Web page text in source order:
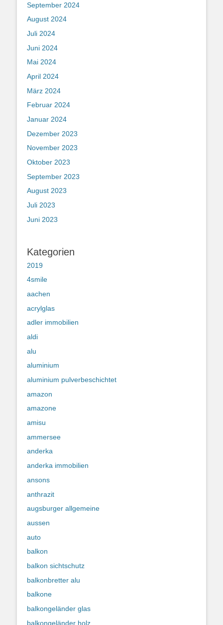
September 2024
August 2024
Juli 2024
Juni 2024
Mai 2024
April 2024
März 2024
Februar 2024
Januar 2024
Dezember 2023
November 2023
Oktober 2023
September 2023
August 2023
Juli 2023
Juni 2023
Kategorien
2019
4smile
aachen
acrylglas
adler immobilien
aldi
alu
aluminium
aluminium pulverbeschichtet
amazon
amazone
amisu
ammersee
anderka
anderka immobilien
ansons
anthrazit
augsburger allgemeine
aussen
auto
balkon
balkon sichtschutz
balkonbretter alu
balkone
balkongeländer glas
balkongeländer holz